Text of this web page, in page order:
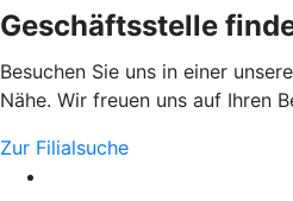
Geschäftsstelle
Besuchen Sie uns in einer
Nähe. Wir freuen uns auf Ihren
Zur Filialsuche